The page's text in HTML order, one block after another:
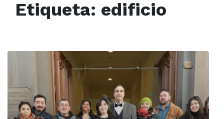
Etiqueta: edificio
Read